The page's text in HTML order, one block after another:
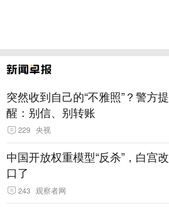
突然收到自己的“不雅照”？警方提
醒：别信、别转账
229 央视
中国开放权重模型“反杀”，白宫改
口了
243 观察者网